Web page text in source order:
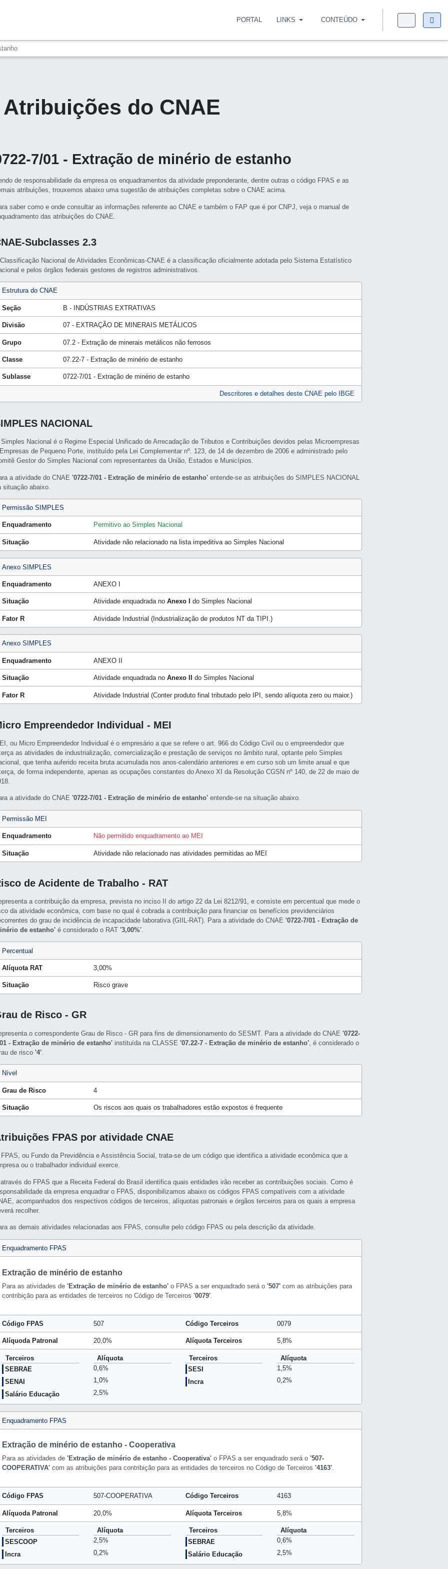
PORTAL LINKS CONTEÚDO
Atribuições do CNAE
7/01 - Extração de minério de estanho
de responsabilidade da empresa os enquadramentos da atividade preponderante, dentre outras o código FPAS e as
atribuições, trouxemos abaixo uma sugestão de atribuições completas sobre o CNAE acima.
saber como e onde consultar as informações referente ao CNAE e também o FAP que é por CNPJ, veja o manual de
das atribuições do CNAE.
Subclasses 2.3
Nacional de Atividades Econômicas-CNAE é a classificação oficialmente adotada pelo Sistema Estatístico
e pelos órgãos federais gestores de registros administrativos.
Estrutura do CNAE
Seção B - INDÚSTRIAS EXTRATIVAS
Divisão 07 - EXTRAÇÃO DE MINERAIS METÁLICOS
Grupo 07.2 - Extração de minerais metálicos não ferrosos
Classe 07.22-7 - Extração de minério de estanho
Sublasse 0722-7/01 - Extração de minério de estanho
Descritores e detalhes deste CNAE pelo IBGE
NACIONAL
Nacional é o Regime Especial Unificado de Arrecadação de Tributos e Contribuições devidos pelas Microempresas
de Pequeno Porte, instituído pela Lei Complementar nº. 123, de 14 de dezembro de 2006 e administrado pelo
Gestor do Simples Nacional com representantes da União, Estados e Municípios.
a atividade do CNAE'0722-7/01 - Extração de minério de estanho' entende-se as atribuições do SIMPLES NACIONAL
situação abaixo.
Permissão SIMPLES
Enquadramento Permitivo ao Simples Nacional
Situação Atividade não relacionado na lista impeditiva ao Simples Nacional
Anexo SIMPLES
Enquadramento ANEXO I
Situação Atividade enquadrada noAnexo I do Simples Nacional
Fator R Atividade Industrial (Industrialização de produtos NT da TIPI.)
Anexo SIMPLES
Enquadramento ANEXO II
Situação Atividade enquadrada noAnexo II do Simples Nacional
Fator R Atividade Industrial (Conter produto final tributado pelo IPI, sendo alíquota zero ou maior.)
Empreendedor Individual - MEI
ou Micro Empreendedor Individual é o empresário a que se refere o art. 966 do Código Civil ou o empreendedor que
as atividades de industrialização, comercialização e prestação de serviços no âmbito rural, optante pelo Simples
que tenha auferido receita bruta acumulada nos anos-calendário anteriores e em curso sob um limite anual e que
de forma independente, apenas as ocupações constantes do Anexo XI da Resolução CGSN nº 140, de 22 de maio de
a atividade do CNAE'0722-7/01 - Extração de minério de estanho' entende-se na situação abaixo.
Permissão MEI
Enquadramento Não permitido enquadramento ao MEI
Situação Atividade não relacionado nas atividades permitidas ao MEI
de Acidente de Trabalho - RAT
a contribuição da empresa, prevista no inciso II do artigo 22 da Lei 8212/91, e consiste em percentual que mede o
da atividade econômica, com base no qual é cobrada a contribuição para financiar os benefícios previdenciários
do grau de incidência de incapacidade laborativa (GIIL-RAT). Para a atividade do CNAE'0722-7/01 - Extração de
de estanho' é considerado o RAT'3,00%'.
Percentual
Alíquota RAT 3,00%
Situação Risco grave
de Risco - GR
o correspondente Grau de Risco - GR para fins de dimensionamento do SESMT. Para a atividade do CNAE'0722-
- Extração de minério de estanho' instituída na CLASSE'07.22-7 - Extração de minério de estanho' , é considerado o
de risco'4'
Nível
Grau de Risco 4
Situação Os riscos aos quais os trabalhadores estão expostos é frequente
FPAS por atividade CNAE
ou Fundo da Previdência e Assistência Social, trata-se de um código que identifica a atividade econômica que a
ou o trabalhador individual exerce.
através do FPAS que a Receita Federal do Brasil identifica quais entidades irão receber as contribuições sociais. Como é
da empresa enquadrar o FPAS, disponibilizamos abaixo os códigos FPAS compatíveis com a atividade
acompanhados dos respectivos códigos de terceiros, alíquotas patronais e órgãos terceiros para os quais a empresa
recolher.
as demais atividades relacionadas aos FPAS, consulte pelo código FPAS ou pela descrição da atividade.
Enquadramento FPAS
Extração de minério de estanho
Para as atividades de 'Extração de minério de estanho'o FPAS a ser enquadrado será o '507'com as atribuições para
contribição para as entidades de terceiros no Código de Terceiros '0079'.
Código FPAS 507 Código Terceiros 0079
Alíquoda Patronal 20,0% Alíquota Terceiros 5,8%
Terceiros Alíquota Terceiros
Alíquota
SEBRAE
0,6% SESI
1,5%
SENAI
1,0% Incra
0,2%
Salário Educação
2,5%
Enquadramento FPAS
Extração de minério de estanho - Cooperativa
Para as atividades de 'Extração de minério de estanho - Cooperativa'o FPAS a ser enquadrado será o '507-
COOPERATIVA'com as atribuições para contribição para as entidades de terceiros no Código de Terceiros '4163'.
Código FPAS 507-COOPERATIVA Código Terceiros 4163
Alíquoda Patronal 20,0% Alíquota Terceiros 5,8%
Terceiros Alíquota Terceiros
Alíquota
SESCOOP
2,5% SEBRAE
0,6%
Incra
0,2% Salário Educação 2,5%